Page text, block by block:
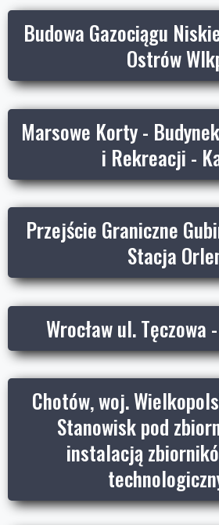
Budowa Gazociągu
Ostrów
Marsowe Korty -
i Rekreacji -
Przejście Graniczne
Stacja
Wrocław ul. Tęczowa
Chotów, woj.
Stanowisk pod
instalacją